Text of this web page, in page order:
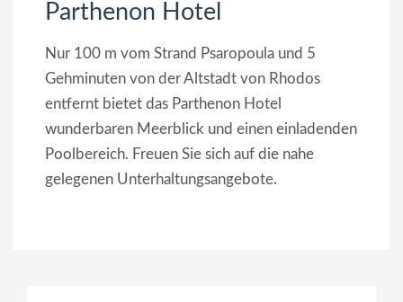
Parthenon Hotel
Nur 100 m vom Strand Psaropoula und 5
Gehminuten von der Altstadt von Rhodos
entfernt bietet das Parthenon Hotel
wunderbaren Meerblick und einen einladenden
Poolbereich. Freuen Sie sich auf die nahe
gelegenen Unterhaltungsangebote.